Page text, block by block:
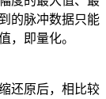
的脉冲数据只能
，即量化。
还原后，相比较